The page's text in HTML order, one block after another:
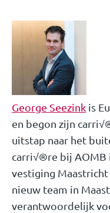
George Seezink is
en begon zijn
uitstap naar het
carri√®re bij AOMB
vestiging
nieuw team in
verantwoordelijk